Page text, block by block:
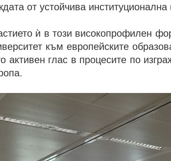
от устойчива институционална
ѝ в този високопрофилен
към европейските
активен глас в процесите по